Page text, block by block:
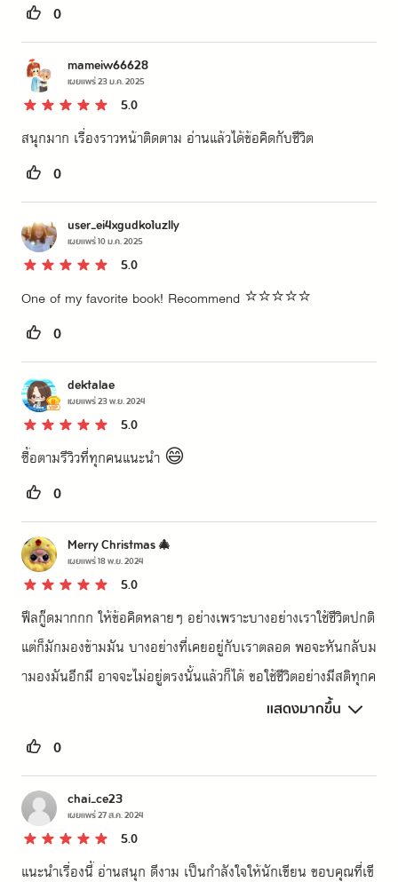
0
mameiw66628
เผยแพร่23 ม.ค. 2025
5.0
สนุกมาก เรื่องราวหน้าติดตาม อ่านแล้วได้ข้อคิดกับชีวิต
0
user_ei4xgudko1uzlly
เผยแพร่10 ม.ค. 2025
5.0
One of my favorite book! Recommend ⭐️⭐️⭐️⭐️⭐️
0
dektalae
เผยแพร่23 พ.ย. 2024
5.0
ซื้อตามรีวิวที่ทุกคนแนะนำ 😄
0
Merry Christmas 🎄
เผยแพร่18 พ.ย. 2024
5.0
ฟีลกู๊ดมากกก ให้ข้อคิดหลายๆ อย่างเพราะบางอย่างเราใช้ชีวิตปกติ
แต่ก็มักมองข้ามมัน บางอย่างที่เคยอยู่กับเราตลอด พอจะหันกลับม
ามองมันอีกมี อาจจะไม่อยู่ตรงนั้นแล้วก็ได้ ขอใช้ชีวิตอย่างมีสติทุกค
แสดงมากขึ้น
0
chai_ce23
เผยแพร่27 ส.ค. 2024
5.0
แนะนำเรื่องนี้ อ่านสนุก ดีงาม เป็นกำลังใจให้นักเขียน ขอบคุณที่เขี